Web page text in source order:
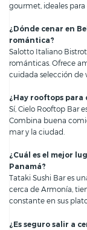
gourmet, ideales para
¿Dónde cenar en
romántica?
Salotto Italiano
románticas. Ofrece
cuidada selección de
¿Hay rooftops para
Sí, Cielo Rooftop Bar
Combina buena
mar y la ciudad.
¿Cuál es el mejor
Panamá?
Tataki Sushi Bar es
cerca de Armonía,
constante en sus
¿Es seguro salir a